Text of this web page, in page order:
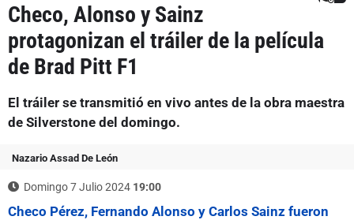
Checo, Alonso y Sainz
protagonizan el tráiler de la película
de Brad Pitt F1
El tráiler se transmitió en vivo antes de la obra maestra
de Silverstone del domingo.
Nazario Assad De León
Domingo 7 Julio 2024 19:00
Checo Pérez, Fernando Alonso y Carlos Sainz fueron